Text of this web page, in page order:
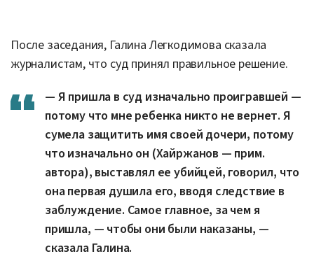
После заседания, Галина Легкодимова сказала
журналистам, что суд принял правильное решение.
— Я пришла в суд изначально проигравшей —
потому что мне ребенка никто не вернет. Я
сумела защитить имя своей дочери, потому
что изначально он (Хайржанов — прим.
автора), выставлял ее убийцей, говорил, что
она первая душила его, вводя следствие в
заблуждение. Самое главное, за чем я
пришла, — чтобы они были наказаны, —
сказала Галина.